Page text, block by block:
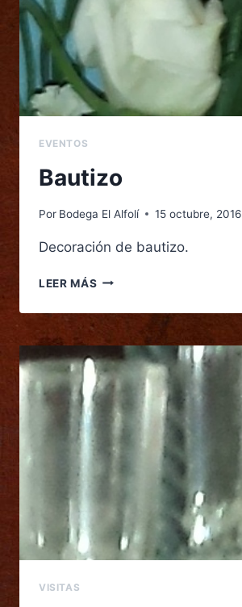
EVENTOS
Bautizo
Por Bodega El Alfolí 15 octubre, 2016
Decoración de bautizo.
LEER MÁS
VISITAS